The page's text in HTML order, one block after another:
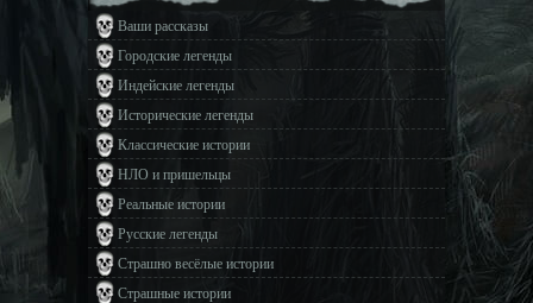
Ваши рассказы
Городские легенды
Индейские легенды
Исторические легенды
Классические истории
НЛО и пришельцы
Реальные истории
Русские легенды
Страшно весёлые истории
Страшные истории